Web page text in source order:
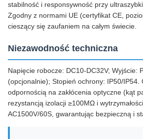
stabilność i responsywność przy
Zgodny z normami UE (certyfikat CE,
cieszący się zaufaniem na całym świecie.
Niezawodność techniczna
Napięcie robocze: DC10-DC32V; Wyjście:
(opcjonalnie); Stopień ochrony: IP50/IP54.
odpornością na zakłócenia optyczne (kąt
rezystancją izolacji ≥100MΩ i
AC1500V/60S, gwarantując bezpieczną i